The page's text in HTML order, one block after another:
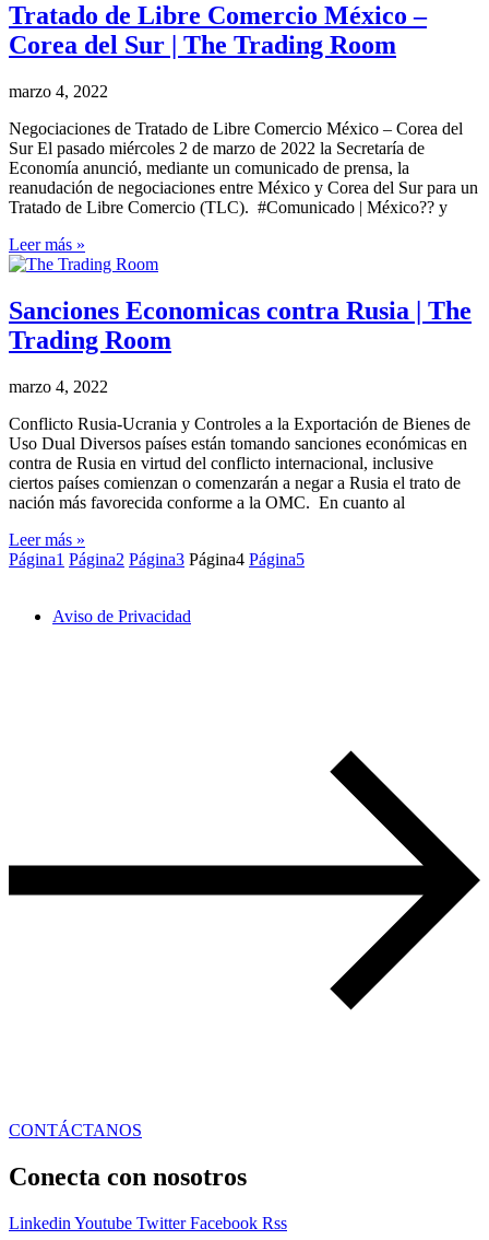
Tratado de Libre Comercio México –
Corea del Sur | The Trading Room
marzo 4, 2022
Negociaciones de Tratado de Libre Comercio México – Corea del
Sur El pasado miércoles 2 de marzo de 2022 la Secretaría de
Economía anunció, mediante un comunicado de prensa, la
reanudación de negociaciones entre México y Corea del Sur para un
Tratado de Libre Comercio (TLC). #Comunicado | México?? y
Leer más »
Sanciones Economicas contra Rusia | The
Trading Room
marzo 4, 2022
Conflicto Rusia-Ucrania y Controles a la Exportación de Bienes de
Uso Dual Diversos países están tomando sanciones económicas en
contra de Rusia en virtud del conflicto internacional, inclusive
ciertos países comienzan o comenzarán a negar a Rusia el trato de
nación más favorecida conforme a la OMC. En cuanto al
Leer más »
Página1 Página2 Página3 Página4 Página5
Aviso de Privacidad
CONTÁCTANOS
Conecta con nosotros
Linkedin Youtube Twitter Facebook Rss